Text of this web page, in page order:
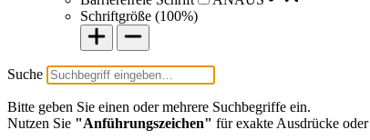
Schriftgröße (100%)
Suche
Bitte geben Sie einen oder mehrere Suchbegriffe ein.
Nutzen Sie "Anführungszeichen" für exakte Ausdrücke oder